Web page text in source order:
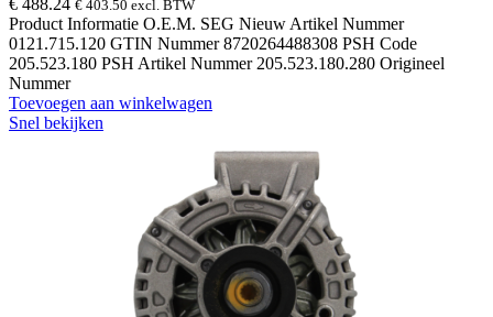
€ 403.50 excl. BTW
Product Informatie O.E.M. SEG Nieuw Artikel Nummer
0121.715.120 GTIN Nummer 8720264488308 PSH Code
205.523.180 PSH Artikel Nummer 205.523.180.280 Origineel
Nummer
Toevoegen aan winkelwagen
Snel bekijken